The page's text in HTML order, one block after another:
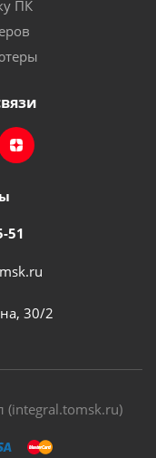
ПК
51
30/2
(integral.tomsk.ru)